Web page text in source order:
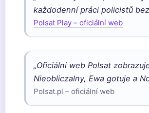
každodenní práci policistů
Polsat Play – oficiální web
„Oficiální web Polsat
Nieobliczalny, Ewa gotuje a
Polsat.pl – oficiální web